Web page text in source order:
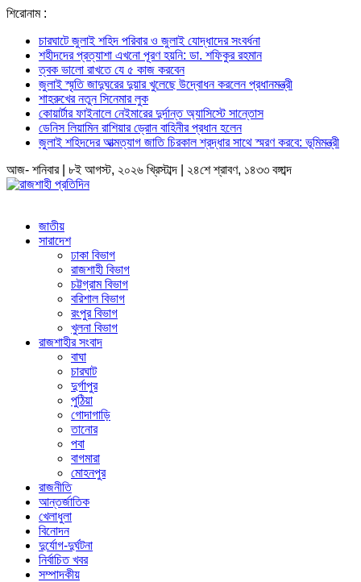
শিরোনাম :
চারঘাটে জুলাই শহিদ পরিবার ও জুলাই যোদ্ধাদের সংবর্ধনা
শহীদদের প্রত্যাশা এখনো পূরণ হয়নি: ডা. শফিকুর রহমান
ত্বক ভালো রাখতে যে ৫ কাজ করবেন
জুলাই স্মৃতি জাদুঘরের দুয়ার খুলেছে উদ্বোধন করলেন প্রধানমন্ত্রী
শাহরুখের নতুন সিনেমার লুক
কোয়ার্টার ফাইনালে নেইমারের দুর্দান্ত অ্যাসিস্টে সান্তোস
ডেনিস লিয়ামিন রাশিয়ার ড্রোন বাহিনীর প্রধান হলেন
জুলাই শহিদদের আত্মত্যাগ জাতি চিরকাল শ্রদ্ধার সাথে স্মরণ করবে: ভূমিমন্ত্রী
আজ- শনিবার | ৮ই আগস্ট, ২০২৬ খ্রিস্টাব্দ | ২৪শে শ্রাবণ, ১৪৩৩ বঙ্গাব্দ
জাতীয়
সারাদেশ
ঢাকা বিভাগ
রাজশাহী বিভাগ
চট্টগ্রাম বিভাগ
বরিশাল বিভাগ
রংপুর বিভাগ
খুলনা বিভাগ
রাজশাহীর সংবাদ
বাঘা
চারঘাট
দুর্গাপুর
পুঠিয়া
গোদাগাড়ি
তানোর
পবা
বাগমারা
মোহনপুর
রাজনীতি
আন্তর্জাতিক
খেলাধুলা
বিনোদন
দুর্যোগ-দুর্ঘটনা
নির্বাচিত খবর
সম্পাদকীয়